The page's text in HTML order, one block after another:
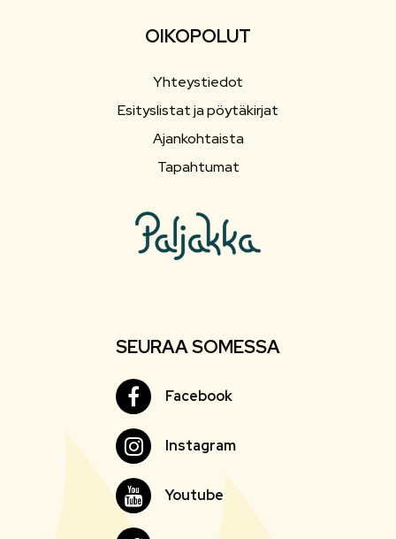
OIKOPOLUT
Yhteystiedot
Esityslistat ja pöytäkirjat
Ajankohtaista
Tapahtumat
SEURAA SOMESSA
FacebookFacebook
InstagramInstagram
YoutubeYoutube